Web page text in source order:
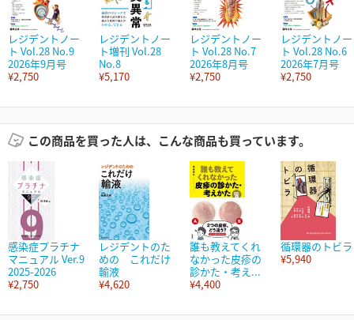
レジデントノー
ト Vol.28 No.9
2026年9月号
¥2,750
レジデントノー
ト増刊 Vol.28
No.8
¥5,170
レジデントノー
ト Vol.28 No.7
2026年8月号
¥2,750
レジデントノー
ト Vol.28 No.6
2026年7月号
¥2,750
この商品を買った人は、こんな商品も買っています。
感染症プラチナ
マニュアル Ver.9
2025-2026
¥2,750
レジデントのた
めの これだけ
輸液
¥4,620
誰も教えてくれ
なかった皮疹の
診かた・考え...
¥4,400
循環器のトビラ
¥5,940